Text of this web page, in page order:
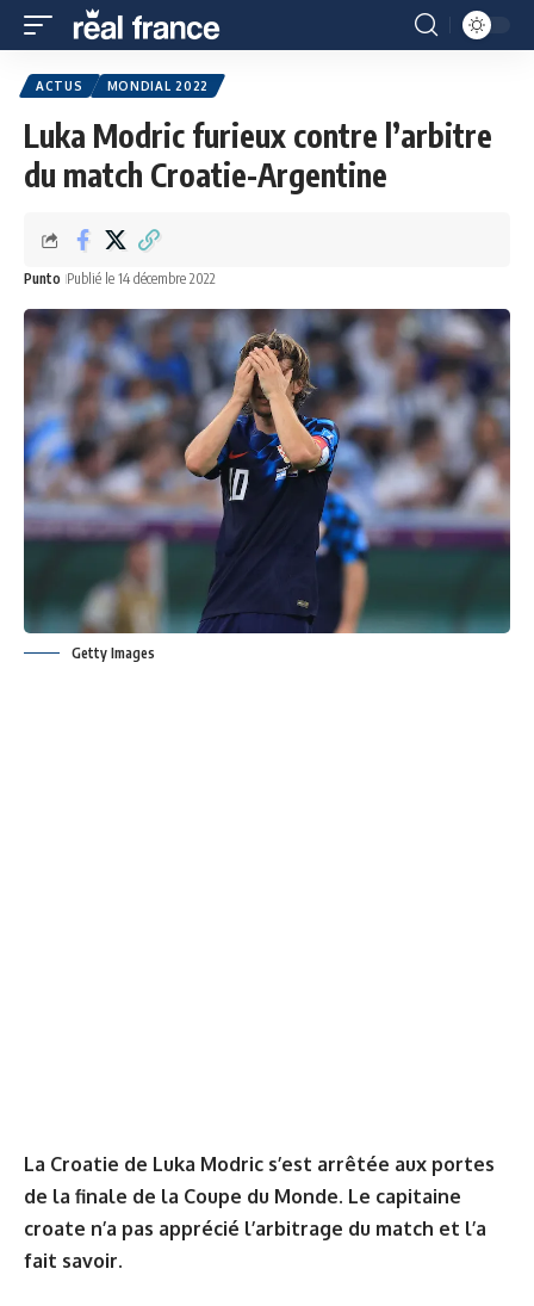
ACTUS MONDIAL 2022
Luka Modric furieux contre l’arbitre
du match Croatie-Argentine
Punto Publié le 14 décembre 2022
Getty Images
La Croatie de Luka Modric s’est arrêtée aux portes
de la finale de la Coupe du Monde. Le capitaine
croate n’a pas apprécié l’arbitrage du match et l’a
fait savoir.